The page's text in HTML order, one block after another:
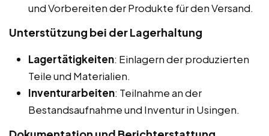
und Vorbereiten der Produkte für den Versand.
Unterstützung bei der Lagerhaltung
Lagertätigkeiten: Einlagern der produzierten
Teile und Materialien.
Inventurarbeiten: Teilnahme an der
Bestandsaufnahme und Inventur in Usingen.